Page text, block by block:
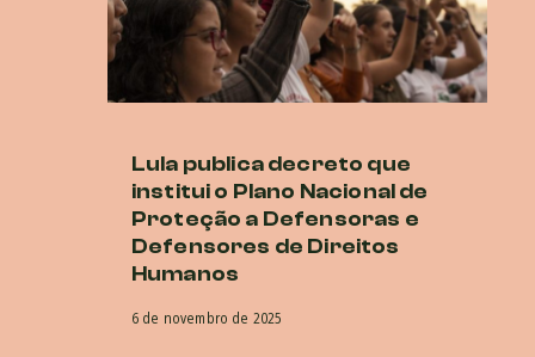
Lula publica decreto que
institui o Plano Nacional de
Proteção a Defensoras e
Defensores de Direitos
Humanos
6 de novembro de 2025